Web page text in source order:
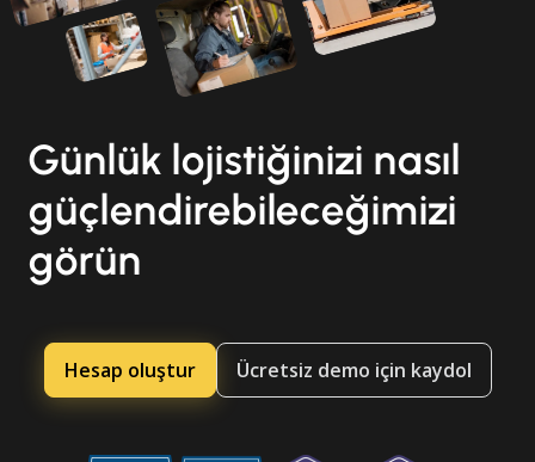
Günlük lojistiğinizi nasıl
güçlendirebileceğimizi
görün
Hesap oluştur Ücretsiz demo için kaydol